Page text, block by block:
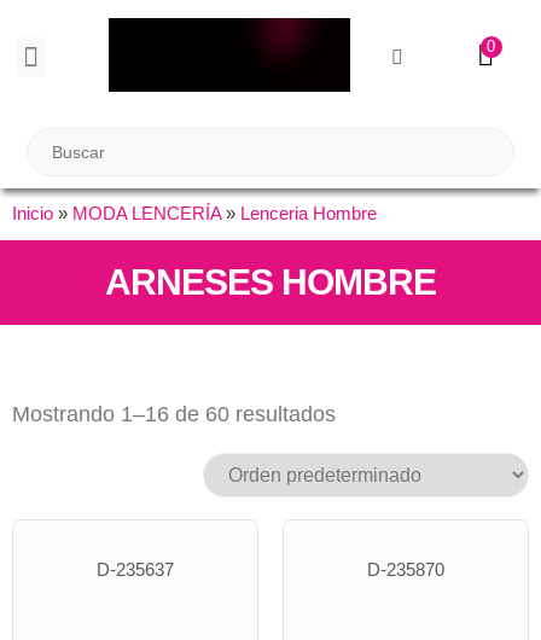
0
Inicio » MODA LENCERÍA» Lenceria Hombre
ARNESES HOMBRE
Mostrando 1–16 de 60 resultados
D-235637 D-235870